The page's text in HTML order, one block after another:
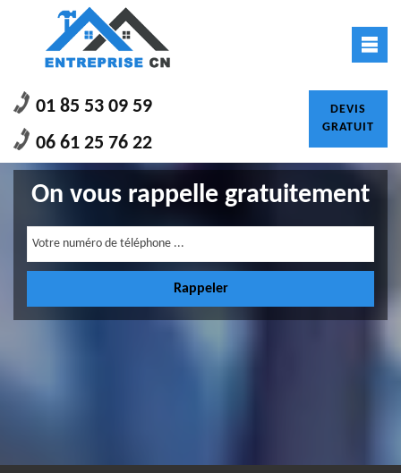
01 85 53 09 59
06 61 25 76 22
DEVIS
GRATUIT
On vous rappelle gratuitement